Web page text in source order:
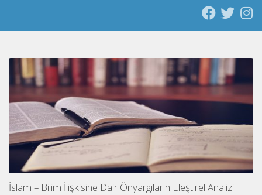
İslam – Bilim İlişkisine Dair Önyargıların Eleştirel Analizi